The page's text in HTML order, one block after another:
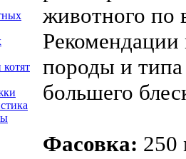
животного по
Рекомендации
породы и типа
большего
Фасовка: 250